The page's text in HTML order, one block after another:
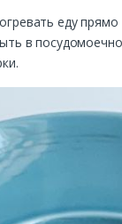
еду
в